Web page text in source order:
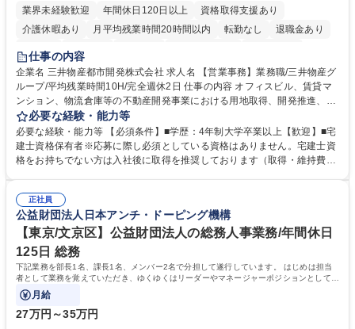
業界未経験歓迎
年間休日120日以上
資格取得支援あり
介護休暇あり
月平均残業時間20時間以内 転勤なし
退職金あり
在宅OK
賞与あり
駅近5分以内
土日祝休み 寮・社宅あり
仕事の内容
企業名 三井物産都市開発株式会社 求人名 【営業事務】業務職/三井物産グ
ループ/平均残業時間10H/完全週休2日 仕事の内容 オフィスビル、賃貸マ
ンション、物流倉庫等の不動産開発事業における用地取得、開発推進、賃
貸運営、売却、仲介・活用提案等を行う営業部門において事務業務を担当
いただきます。 【詳細】・契約書管理、契約書製本、捺印対応、ファイリ
ング、登記簿取得、調書取得・支払業務（各種費用支払、支払管理、請
求・支払データ登録、取引先マスター申請対応）・予算作成及び予実管
の他に担当頂く業務が発生する場合があります。 募集職種 【営業事務】
業務職/三井物産グループ/平均残業時間10H/完全週休2日
必要な経験・能力等
必要な経験・能力等 【必須条件】■学歴：4年制大学卒業以上【歓迎】■宅
建士資格保有者※応募に際し必須としている資格はありません。宅建士資
格をお持ちでない方は入社後に取得を推奨しております（取得・維持費用
ション力がある方。 ・チャレンジを厭わず、粘り強く業務に取り組める
方。多様な関係者と謙虚に信頼関係を構築でき、期限を意識したスケジュ
ール管理が出来る方。※将来的に他部署（営業部門、コーポレート部門）
へのジョブローテーションの可能性があります。 学歴・資格 学歴：大学
院 大学 語学力： 資格：宅地建物取引士
正社員
公益財団法人日本アンチ・ドーピング機構
【東京/文京区】公益財団法人の総務人事業務/年間休日
125日 総務
下記業務を部長1名、課長1名、メンバー2名で分担して遂行しています。 はじめは担当
者として業務を覚えていただき、ゆくゆくはリーダーやマネージャーポジションとして活
躍いただくことを期待しています。
月給
27万円～35万円